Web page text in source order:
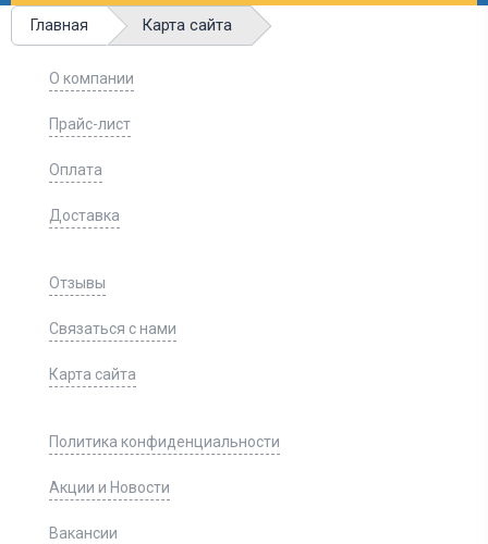
Главная Карта сайта
О компании
Прайс-лист
Оплата
Доставка
Отзывы
Связаться с нами
Карта сайта
Политика конфиденциальности
Акции и Новости
Вакансии